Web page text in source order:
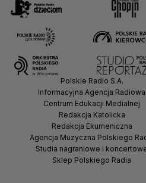
Polskie Radio S.A.
Informacyjna Agencja Radiowa
Centrum Edukacji Medialnej
Redakcja Katolicka
Redakcja Ekumeniczna
Agencja Muzyczna Polskiego
Studia nagraniowe i
Sklep Polskiego Radia